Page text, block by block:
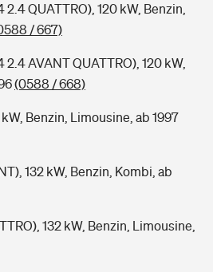
2.4 QUATTRO), 120 kW, Benzin,
/ 667)
2.4 AVANT QUATTRO), 120 kW,
(0588 / 668)
Benzin, Limousine, ab 1997
132 kW, Benzin, Kombi, ab
132 kW, Benzin, Limousine,